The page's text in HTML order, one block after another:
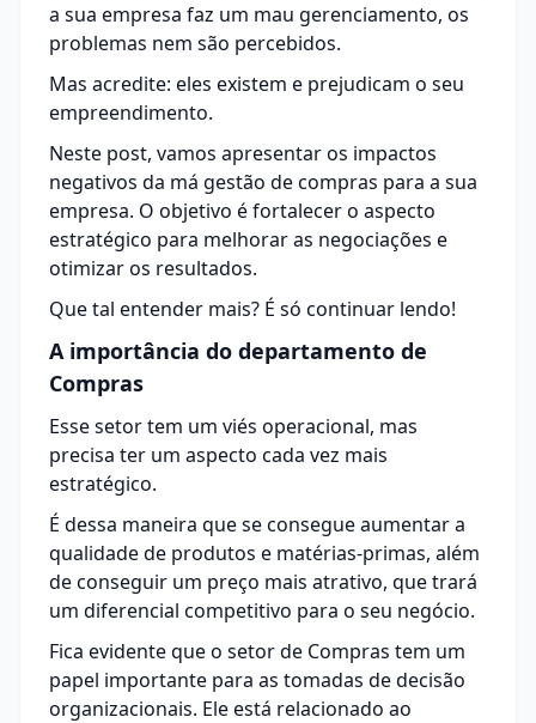
a sua empresa faz um mau gerenciamento, os
problemas nem são percebidos.
Mas acredite: eles existem e prejudicam o seu
empreendimento.
Neste post, vamos apresentar os impactos
negativos da má gestão de compras para a sua
empresa. O objetivo é fortalecer o aspecto
estratégico para melhorar as negociações e
otimizar os resultados.
Que tal entender mais? É só continuar lendo!
A importância do departamento de
Compras
Esse setor tem um viés operacional, mas
precisa ter um aspecto cada vez mais
estratégico.
É dessa maneira que se consegue aumentar a
qualidade de produtos e matérias-primas, além
de conseguir um preço mais atrativo, que trará
um diferencial competitivo para o seu negócio.
Fica evidente que o setor de Compras tem um
papel importante para as tomadas de decisão
organizacionais. Ele está relacionado ao